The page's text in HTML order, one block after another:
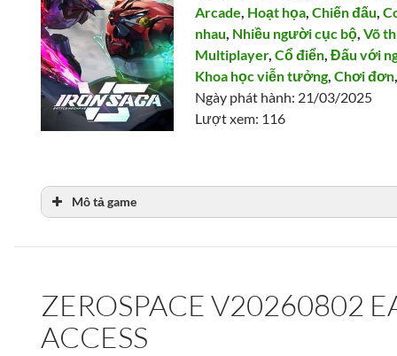
Arcade, Hoạt họa,Chiến đấu,
nhau, Nhiều người cục bộ,Võ
Multiplayer,Cổ điển,Đấu với
Khoa học viễn tưởng,Chơi đơn
Ngày phát hành: 21/03/2025
Lượt xem: 116
Mô tả game
ZEROSPACE V20260802
ACCESS